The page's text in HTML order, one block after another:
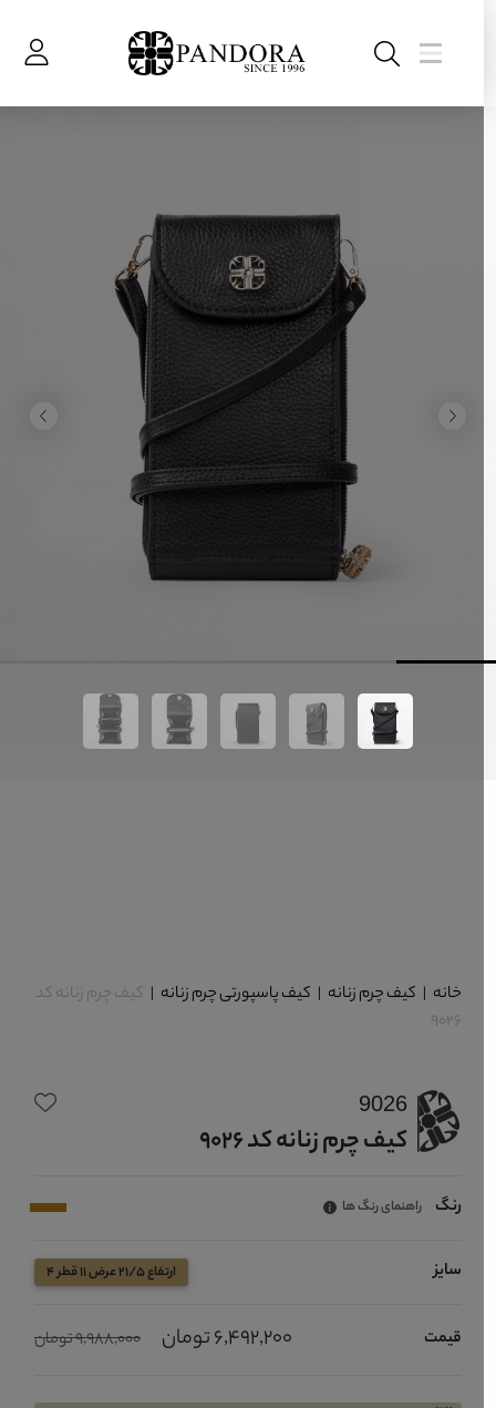
خانه | کیف چرم زنانه| کیف پاسپورتی چرم زنانه| کیف چرم زنانه کد
9026
9026
کیف چرم زنانه کد 9026
رنگ راهنمای رنگ ها
سایز ارتفاع 21/5 عرض 11 قطر 4
قیمت 6,492,200 تومان 9,988,000 تومان